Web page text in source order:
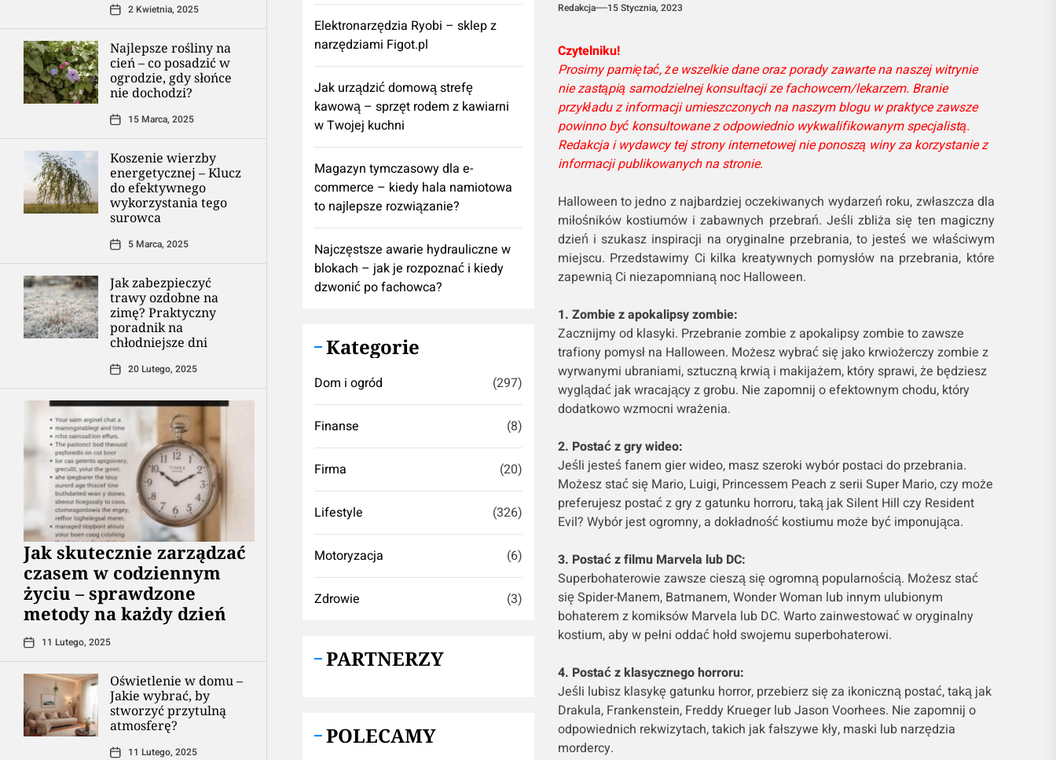
2 Kwietnia, 2025
Najlepsze rośliny na
cień – co posadzić w
ogrodzie, gdy słońce
nie dochodzi?
15 Marca, 2025
Koszenie wierzby
energetycznej – Klucz
do efektywnego
wykorzystania tego
surowca
5 Marca, 2025
Jak zabezpieczyć
trawy ozdobne na
zimę? Praktyczny
poradnik na
chłodniejsze dni
20 Lutego, 2025
Jak skutecznie zarządzać
czasem w codziennym
życiu – sprawdzone
metody na każdy dzień
11 Lutego, 2025
Oświetlenie w domu –
Jakie wybrać, by
stworzyć przytulną
atmosferę?
11 Lutego, 2025
Redakcja 15 Stycznia, 2023
Czytelniku!
Prosimy pamiętać, że wszelkie dane oraz porady zawarte na naszej witrynie
nie zastąpią samodzielnej konsultacji ze fachowcem/lekarzem. Branie
przykładu z informacji umieszczonych na naszym blogu w praktyce zawsze
powinno być konsultowane z odpowiednio wykwalifikowanym specjalistą.
Redakcja i wydawcy tej strony internetowej nie ponoszą winy za korzystanie z
informacji publikowanych na stronie.
Halloween to jedno z najbardziej oczekiwanych wydarzeń roku, zwłaszcza dla
miłośników kostiumów i zabawnych przebrań. Jeśli zbliża się ten magiczny
dzień i szukasz inspiracji na oryginalne przebrania, to jesteś we właściwym
miejscu. Przedstawimy Ci kilka kreatywnych pomysłów na przebrania, które
zapewnią Ci niezapomnianą noc Halloween.
1. Zombie z apokalipsy zombie:
Zacznijmy od klasyki. Przebranie zombie z apokalipsy zombie to zawsze
trafiony pomysł na Halloween. Możesz wybrać się jako krwiożerczy zombie z
wyrwanymi ubraniami, sztuczną krwią i makijażem, który sprawi, że będziesz
wyglądać jak wracający z grobu. Nie zapomnij o efektownym chodu, który
dodatkowo wzmocni wrażenia.
2. Postać z gry wideo:
Jeśli jesteś fanem gier wideo, masz szeroki wybór postaci do przebrania.
Możesz stać się Mario, Luigi, Princessem Peach z serii Super Mario, czy może
preferujesz postać z gry z gatunku horroru, taką jak Silent Hill czy Resident
Evil? Wybór jest ogromny, a dokładność kostiumu może być imponująca.
3. Postać z filmu Marvela lub DC:
Superbohaterowie zawsze cieszą się ogromną popularnością. Możesz stać
się Spider-Manem, Batmanem, Wonder Woman lub innym ulubionym
bohaterem z komiksów Marvela lub DC. Warto zainwestować w oryginalny
kostium, aby w pełni oddać hołd swojemu superbohaterowi.
4. Postać z klasycznego horroru:
Jeśli lubisz klasykę gatunku horror, przebierz się za ikoniczną postać, taką jak
Drakula, Frankenstein, Freddy Krueger lub Jason Voorhees. Nie zapomnij o
odpowiednich rekwizytach, takich jak fałszywe kły, maski lub narzędzia
mordercy.
Elektronarzędzia Ryobi – sklep z
narzędziami Figot.pl
​Jak urządzić domową strefę
kawową – sprzęt rodem z kawiarni
w Twojej kuchni
Magazyn tymczasowy dla e-
commerce – kiedy hala namiotowa
to najlepsze rozwiązanie?
Najczęstsze awarie hydrauliczne w
blokach – jak je rozpoznać i kiedy
dzwonić po fachowca?
Kategorie
Dom i ogród (297)
Finanse (8)
Firma (20)
Lifestyle (326)
Motoryzacja (6)
Zdrowie (3)
PARTNERZY
POLECAMY